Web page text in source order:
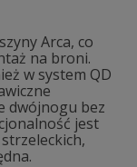
Arca, co
na broni.
w system QD
dwójnogu bez
jest